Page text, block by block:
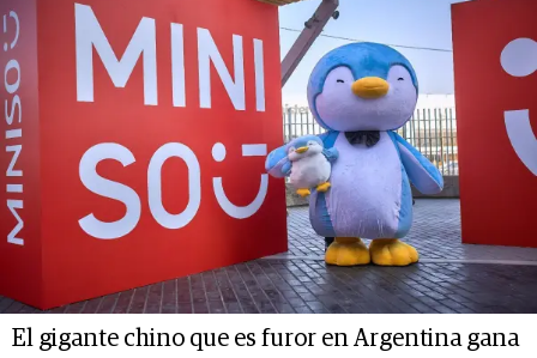
El gigante chino que es furor en Argentina gana